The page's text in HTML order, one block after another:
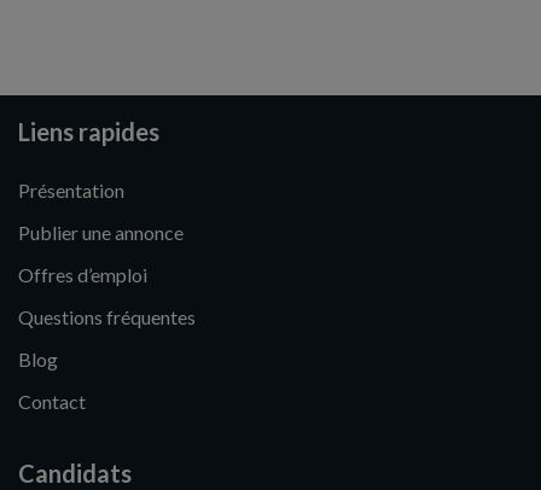
Liens rapides
Présentation
Publier une annonce
Offres d’emploi
Questions fréquentes
Blog
Contact
Candidats